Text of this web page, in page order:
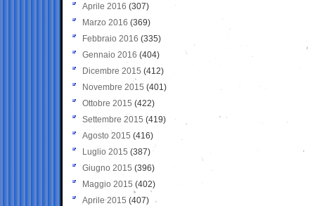
Aprile 2016 (307)
Marzo 2016 (369)
Febbraio 2016 (335)
Gennaio 2016 (404)
Dicembre 2015 (412)
Novembre 2015 (401)
Ottobre 2015 (422)
Settembre 2015 (419)
Agosto 2015 (416)
Luglio 2015 (387)
Giugno 2015 (396)
Maggio 2015 (402)
Aprile 2015 (407)